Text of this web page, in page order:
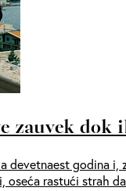
zauvek dok
devetnaest godina
oseća rastući strah